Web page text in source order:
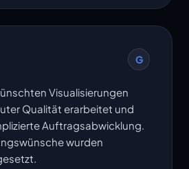
G
Visualisierungen
Qualität erarbeitet und
Auftragsabwicklung.
wurden